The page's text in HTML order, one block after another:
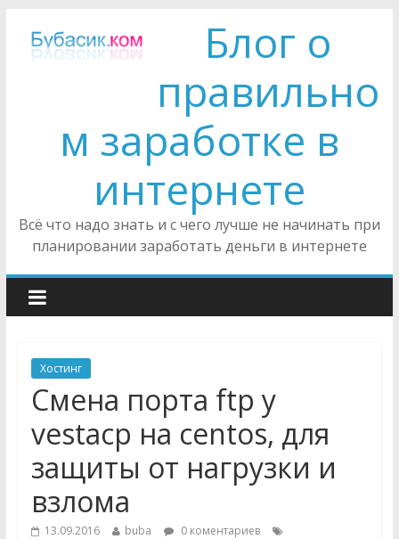
Блог о
правильно
м заработке в
интернете
Всё что надо знать и с чего лучше не начинать при
планировании заработать деньги в интернете
Хостинг
Смена порта ftp у
vestacp на centos, для
защиты от нагрузки и
взлома
13.09.2016 buba
0 коментариев